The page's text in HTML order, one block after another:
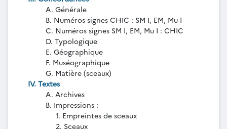
A. Générale
B. Numéros signes CHIC : SM I, EM, Mu I
C. Numéros signes SM I, EM, Mu I : CHIC
D. Typologique
E. Géographique
F. Muséographique
G. Matière (sceaux)
IV. Textes
A. Archives
B. Impressions :
1. Empreintes de sceaux
2. Sceaux